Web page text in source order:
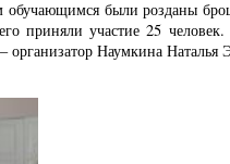
обучающимся были розданы
приняли участие 25
организатор Наумкина Наталья